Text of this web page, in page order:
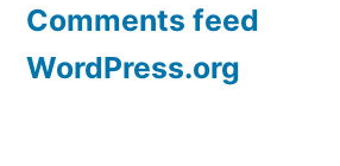
Comments feed
WordPress.org